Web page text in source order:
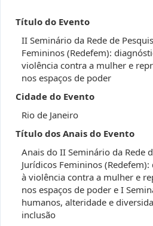
Título do Evento
II Seminário da Rede de
Femininos (Redefem):
violência contra a mulher e
nos espaços de poder
Cidade do Evento
Rio de Janeiro
Título dos Anais do Evento
Anais do II Seminário da Rede
Jurídicos Femininos
à violência contra a mulher e
nos espaços de poder e I
humanos, alteridade e
inclusão